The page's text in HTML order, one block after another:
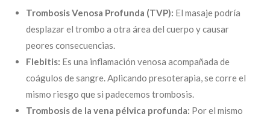
Trombosis Venosa Profunda (TVP): El masaje podría
desplazar el trombo a otra área del cuerpo y causar
peores consecuencias.
Flebitis: Es una inflamación venosa acompañada de
coágulos de sangre. Aplicando presoterapia, se corre el
mismo riesgo que si padecemos trombosis.
Trombosis de la vena pélvica profunda: Por el mismo